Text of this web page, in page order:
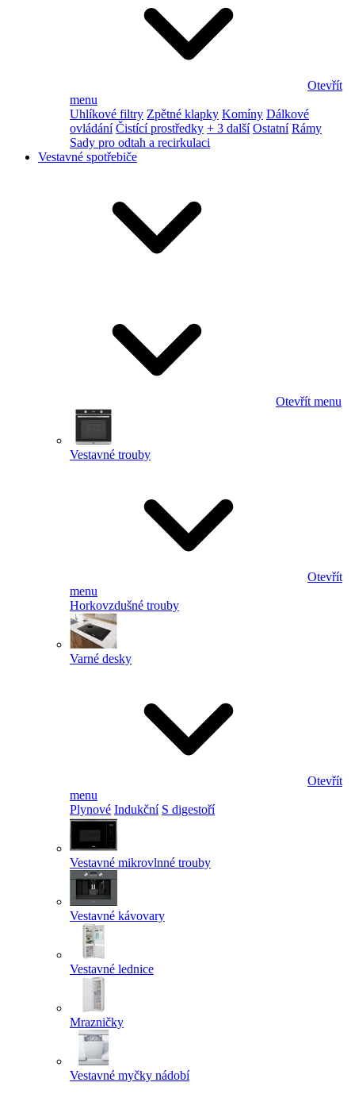
Otevřít
menu
Uhlíkové filtry Zpětné klapky Komíny Dálkové
ovládání Čistící prostředky + 3 další Ostatní Rámy
Sady pro odtah a recirkulaci
Vestavné spotřebiče
Otevřít menu
Vestavné trouby
Otevřít
menu
Horkovzdušné trouby
Varné desky
Otevřít
menu
Plynové Indukční S digestoří
Vestavné mikrovlnné trouby
Vestavné kávovary
Vestavné lednice
Mrazničky
Vestavné myčky nádobí